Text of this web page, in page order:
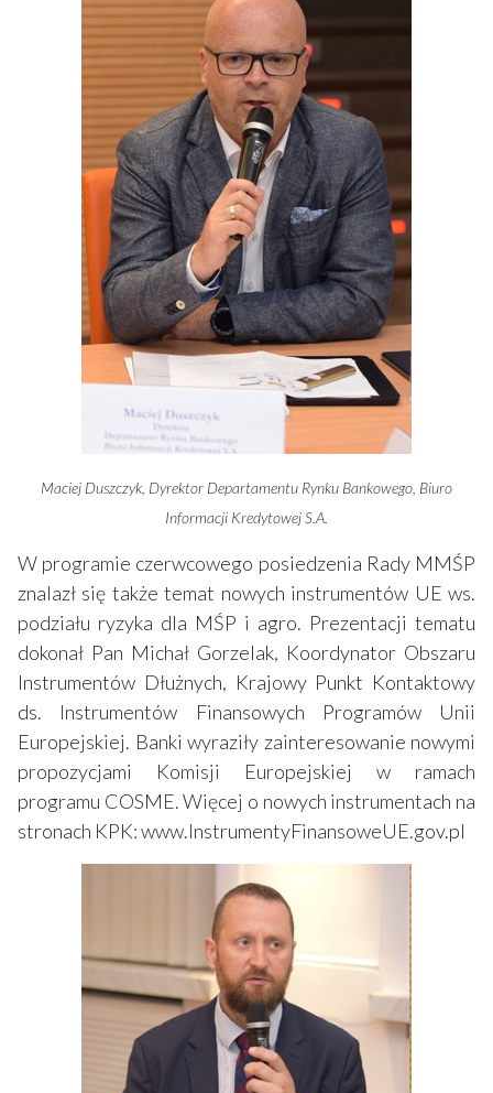
Maciej Duszczyk, Dyrektor Departamentu Rynku Bankowego, Biuro
Informacji Kredytowej S.A.
W programie czerwcowego posiedzenia Rady MMŚP
znalazł się także temat nowych instrumentów UE ws.
podziału ryzyka dla MŚP i agro. Prezentacji tematu
dokonał Pan Michał Gorzelak, Koordynator Obszaru
Instrumentów Dłużnych, Krajowy Punkt Kontaktowy
ds. Instrumentów Finansowych Programów Unii
Europejskiej. Banki wyraziły zainteresowanie nowymi
propozycjami Komisji Europejskiej w ramach
programu COSME. Więcej o nowych instrumentach na
stronach KPK: www.InstrumentyFinansoweUE.gov.pl